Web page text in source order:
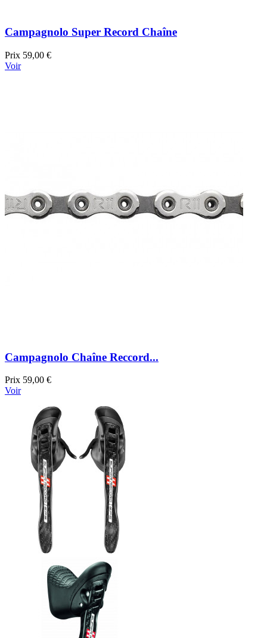
Campagnolo Super Record Chaîne
Prix 59,00 €
Voir
Campagnolo Chaîne Reccord...
Prix 59,00 €
Voir